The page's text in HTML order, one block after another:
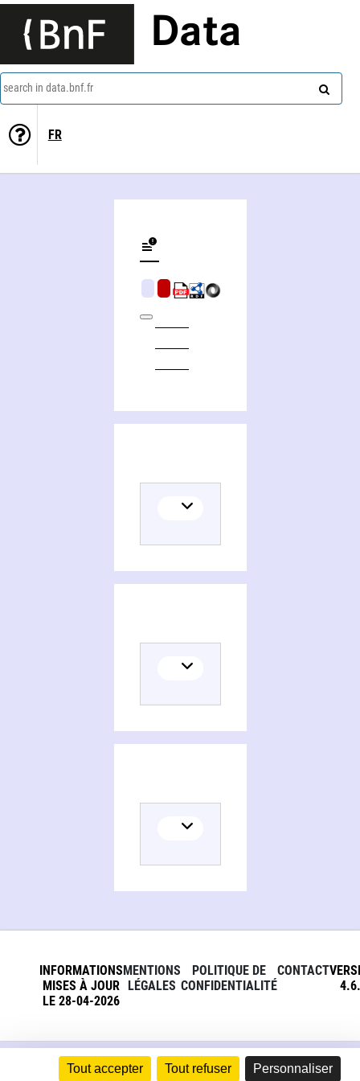
Tout accepter Tout refuser Personnaliser
Data
search in data.bnf.fr
FR
INFORMATIONS
MISES À JOUR
LE 28-04-2026
MENTIONS
LÉGALES
POLITIQUE DE
CONFIDENTIALITÉ
CONTACT